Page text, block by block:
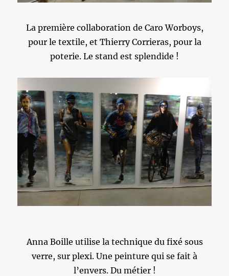
La première collaboration de Caro Worboys,
pour le textile, et Thierry Corrieras, pour la
poterie. Le stand est splendide !
Anna Boille utilise la technique du fixé sous
verre, sur plexi. Une peinture qui se fait à
l’envers. Du métier !